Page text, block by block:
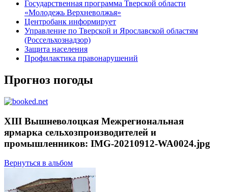
Государственная программа Тверской области
«Молодежь Верхневолжья»
Центробанк информирует
Управление по Тверской и Ярославской областям
(Россельхознадзор)
Защита населения
Профилактика правонарушений
Прогноз погоды
XIII Вышневолоцкая Межрегиональная
ярмарка сельхозпроизводителей и
промышленников: IMG-20210912-WA0024.jpg
Вернуться в альбом